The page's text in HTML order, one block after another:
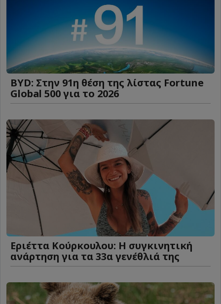
BYD: Στην 91η θέση της λίστας Fortune
Global 500 για το 2026
Εριέττα Κούρκουλου: Η συγκινητική
ανάρτηση για τα 33α γενέθλιά της